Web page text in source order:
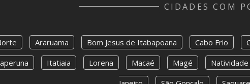
CIDADES COM
Araruama Bom Jesus de Itabapoana Cabo Frio
Itatiaia Lorena Macaé Magé Natividade